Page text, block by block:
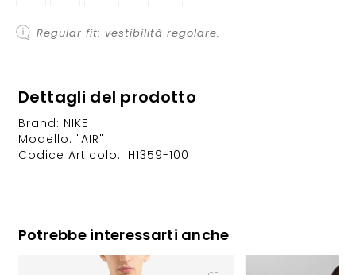
Regular fit: vestibilità regolare.
Dettagli del prodotto
Brand: NIKE
Modello: "AIR"
Codice Articolo: IH1359-100
Potrebbe interessarti anche